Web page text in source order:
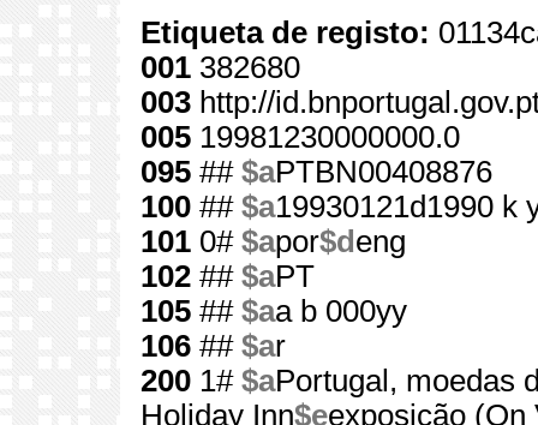
Etiqueta de registo:
001 382680
003 http://
005 19981230000000.0
095 ## $aPTBN00408876
100 ## $a19930121d1990 k
101 0# $apor$d eng
102 ## $aPT
105 ## $aa b 000yy
106 ## $ar
200 1# $aPortugal, moedas
Holiday Inn$eexposição (On